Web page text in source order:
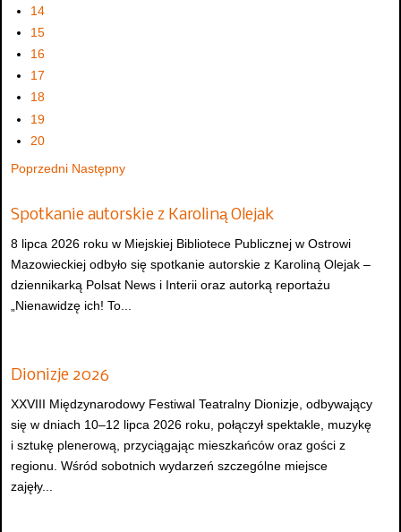
14
15
16
17
18
19
20
Poprzedni Następny
Spotkanie autorskie z Karoliną Olejak
8 lipca 2026 roku w Miejskiej Bibliotece Publicznej w Ostrowi
Mazowieckiej odbyło się spotkanie autorskie z Karoliną Olejak –
dziennikarką Polsat News i Interii oraz autorką reportażu
„Nienawidzę ich! To...
Dionizje 2026
XXVIII Międzynarodowy Festiwal Teatralny Dionizje, odbywający
się w dniach 10–12 lipca 2026 roku, połączył spektakle, muzykę
i sztukę plenerową, przyciągając mieszkańców oraz gości z
regionu. Wśród sobotnich wydarzeń szczególne miejsce
zajęły...